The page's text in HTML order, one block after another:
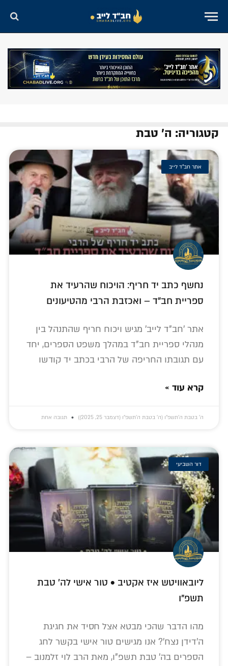
קטגוריה: ה' טבת
אתר חב"ד לייב
נחשף כתב יד חריף: הויכוח שהרעיד את
ספריית חב"ד – ואכזבת הרבי מהטיעונים
אתר 'חב"ד לייב' מגיש ויכוח חריף שהתנהל בין
מנהלי ספריית חב"ד במהלך משפט הספרים, יחד
עם תגובתו החריפה של הרבי בכתב יד קודשו
קרא עוד »
ה׳ בטבת ה׳תשפ״ו (ה׳ בטבת ה׳תשפ״ו (דצמבר 25, 2025)) תגובה אחת
דור השביעי
ליובאוויטש איז אקטיב • טור אישי לה' טבת
תשפ"ו
מהו הדבר שהכי מבטא אצל חסיד את חגיגת
ה'דידן נצח'? אנו מגישים טור אישי בקשר לחג
הספרים בה' טבת תשפ"ו, מאת הרב לוי זלמנוב –